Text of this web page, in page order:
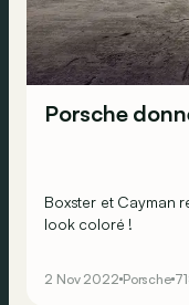
Porsche
Boxster et Cayman
look coloré !
2 Nov 2022 Porsche